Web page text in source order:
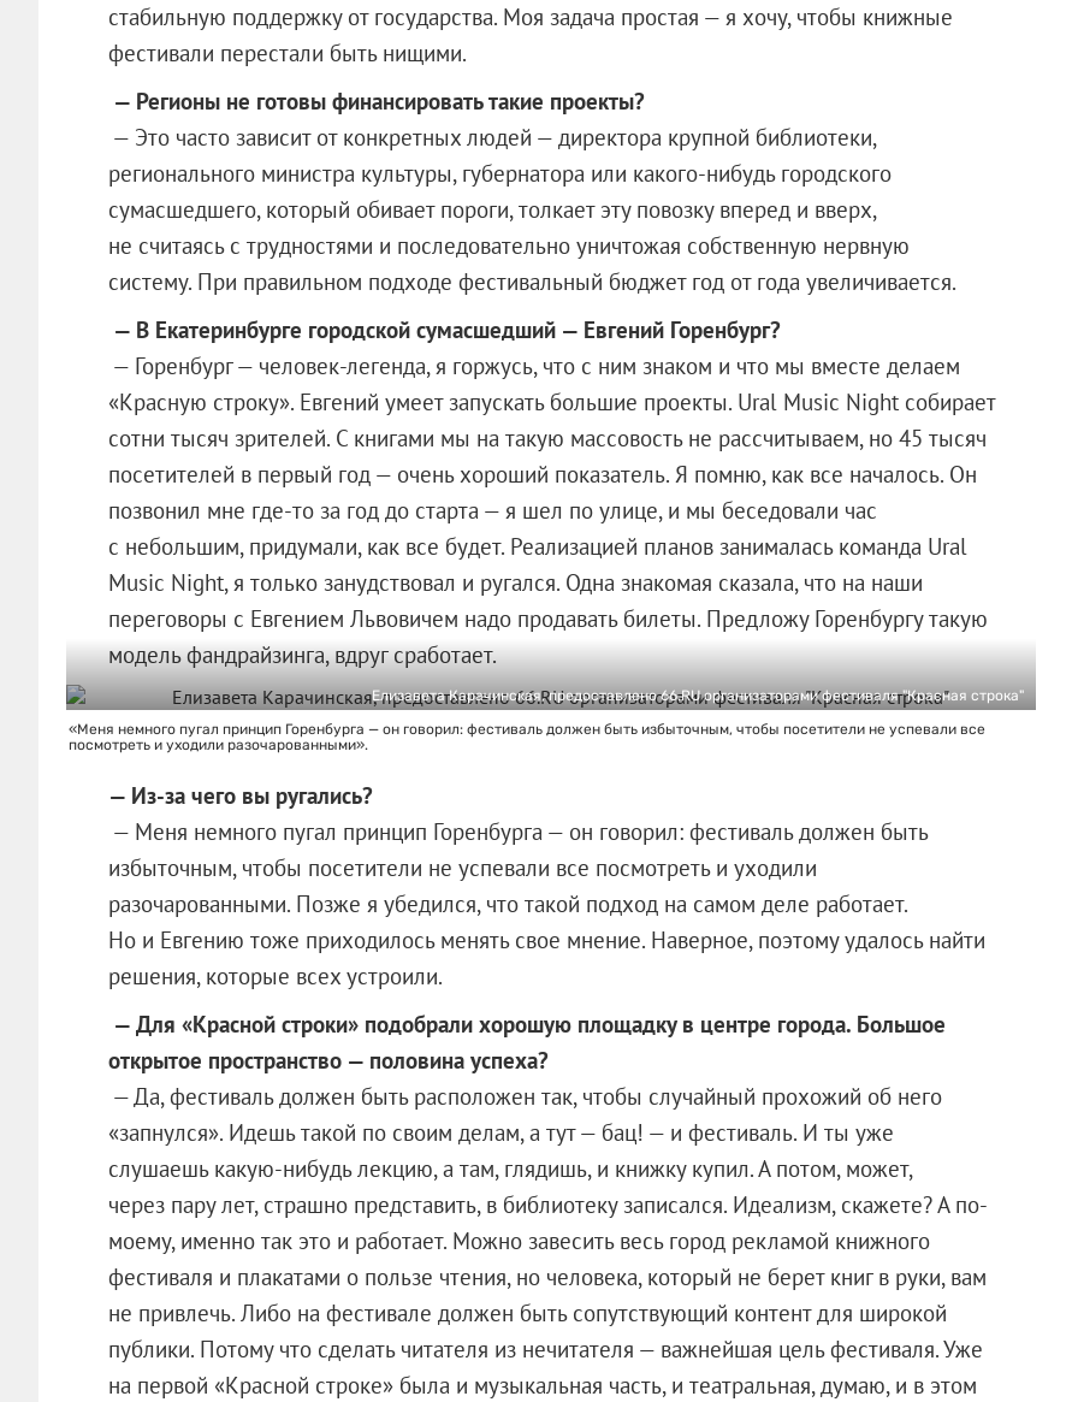
стабильную поддержку от государства. Моя задача простая — я хочу, чтобы книжные
фестивали перестали быть нищими.
— Регионы не готовы финансировать такие проекты?
— Это часто зависит от конкретных людей — директора крупной библиотеки,
регионального министра культуры, губернатора или какого-нибудь городского
сумасшедшего, который обивает пороги, толкает эту повозку вперед и вверх,
не считаясь с трудностями и последовательно уничтожая собственную нервную
систему. При правильном подходе фестивальный бюджет год от года увеличивается.
— В Екатеринбурге городской сумасшедший — Евгений Горенбург?
— Горенбург — человек-легенда, я горжусь, что с ним знаком и что мы вместе делаем
«Красную строку». Евгений умеет запускать большие проекты. Ural Music Night собирает
сотни тысяч зрителей. С книгами мы на такую массовость не рассчитываем, но 45 тысяч
посетителей в первый год — очень хороший показатель. Я помню, как все началось. Он
позвонил мне где-то за год до старта — я шел по улице, и мы беседовали час
с небольшим, придумали, как все будет. Реализацией планов занималась команда Ural
Music Night, я только занудствовал и ругался. Одна знакомая сказала, что на наши
переговоры с Евгением Львовичем надо продавать билеты. Предложу Горенбургу такую
модель фандрайзинга, вдруг сработает.
Елизавета Карачинская, предоставлено 66.RU организаторами фестиваля "Красная строка"
«Меня немного пугал принцип Горенбурга — он говорил: фестиваль должен быть избыточным, чтобы посетители не успевали все
посмотреть и уходили разочарованными».
— Из-за чего вы ругались?
— Меня немного пугал принцип Горенбурга — он говорил: фестиваль должен быть
избыточным, чтобы посетители не успевали все посмотреть и уходили
разочарованными. Позже я убедился, что такой подход на самом деле работает.
Но и Евгению тоже приходилось менять свое мнение. Наверное, поэтому удалось найти
решения, которые всех устроили.
— Для «Красной строки» подобрали хорошую площадку в центре города. Большое
открытое пространство — половина успеха?
— Да, фестиваль должен быть расположен так, чтобы случайный прохожий об него
«запнулся». Идешь такой по своим делам, а тут — бац! — и фестиваль. И ты уже
слушаешь какую-нибудь лекцию, а там, глядишь, и книжку купил. А потом, может,
через пару лет, страшно представить, в библиотеку записался. Идеализм, скажете? А по-
моему, именно так это и работает. Можно завесить весь город рекламой книжного
фестиваля и плакатами о пользе чтения, но человека, который не берет книг в руки, вам
не привлечь. Либо на фестивале должен быть сопутствующий контент для широкой
публики. Потому что сделать читателя из нечитателя — важнейшая цель фестиваля. Уже
на первой «Красной строке» была и музыкальная часть, и театральная, думаю, и в этом